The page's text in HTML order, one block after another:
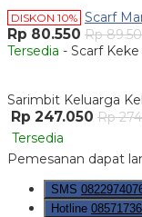
DISKON 10% Scarf
Rp 80.550 Rp
Tersedia - Scarf
Sarimbit Keluarga
Rp 247.050 Rp
Tersedia
Pemesanan dapat
SMS
Hotline